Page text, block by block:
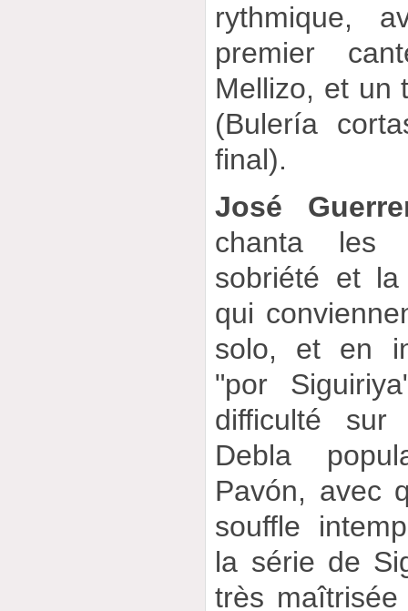
rythmique,
premier
Mellizo, et un
(Bulería
final).
José
chanta les
sobriété et la
qui
solo, et en
"por
difficulté
Debla
Pavón, avec
souffle
la série de
très